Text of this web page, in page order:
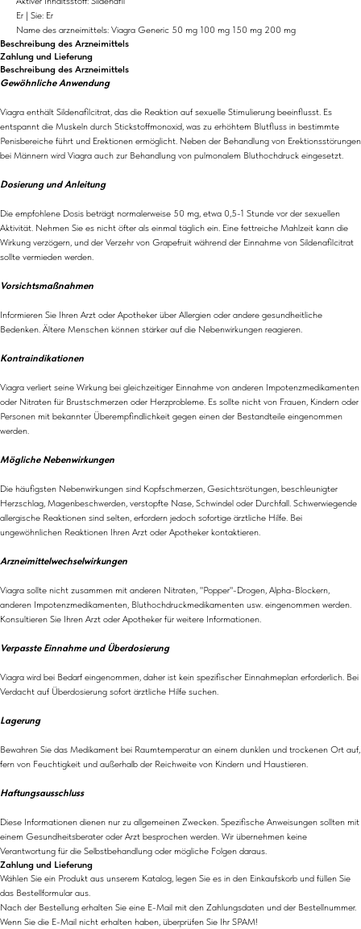
Er | Sie: Er
Name des arzneimittels: Viagra Generic 50 mg 100 mg 150 mg 200 mg
Beschreibung des Arzneimittels
Zahlung und Lieferung
Beschreibung des Arzneimittels
Gewöhnliche Anwendung
Viagra enthält Sildenafilcitrat, das die Reaktion auf sexuelle Stimulierung beeinflusst. Es
entspannt die Muskeln durch Stickstoffmonoxid, was zu erhöhtem Blutfluss in bestimmte
Penisbereiche führt und Erektionen ermöglicht. Neben der Behandlung von Erektionsstörungen
bei Männern wird Viagra auch zur Behandlung von pulmonalem Bluthochdruck eingesetzt.
Dosierung und Anleitung
Die empfohlene Dosis beträgt normalerweise 50 mg, etwa 0,5-1 Stunde vor der sexuellen
Aktivität. Nehmen Sie es nicht öfter als einmal täglich ein. Eine fettreiche Mahlzeit kann die
Wirkung verzögern, und der Verzehr von Grapefruit während der Einnahme von Sildenafilcitrat
sollte vermieden werden.
Vorsichtsmaßnahmen
Informieren Sie Ihren Arzt oder Apotheker über Allergien oder andere gesundheitliche
Bedenken. Ältere Menschen können stärker auf die Nebenwirkungen reagieren.
Kontraindikationen
Viagra verliert seine Wirkung bei gleichzeitiger Einnahme von anderen Impotenzmedikamenten
oder Nitraten für Brustschmerzen oder Herzprobleme. Es sollte nicht von Frauen, Kindern oder
Personen mit bekannter Überempfindlichkeit gegen einen der Bestandteile eingenommen
werden.
Mögliche Nebenwirkungen
Die häufigsten Nebenwirkungen sind Kopfschmerzen, Gesichtsrötungen, beschleunigter
Herzschlag, Magenbeschwerden, verstopfte Nase, Schwindel oder Durchfall. Schwerwiegende
allergische Reaktionen sind selten, erfordern jedoch sofortige ärztliche Hilfe. Bei
ungewöhnlichen Reaktionen Ihren Arzt oder Apotheker kontaktieren.
Arzneimittelwechselwirkungen
Viagra sollte nicht zusammen mit anderen Nitraten, "Popper"-Drogen, Alpha-Blockern,
anderen Impotenzmedikamenten, Bluthochdruckmedikamenten usw. eingenommen werden.
Konsultieren Sie Ihren Arzt oder Apotheker für weitere Informationen.
Verpasste Einnahme und Überdosierung
Viagra wird bei Bedarf eingenommen, daher ist kein spezifischer Einnahmeplan erforderlich. Bei
Verdacht auf Überdosierung sofort ärztliche Hilfe suchen.
Lagerung
Bewahren Sie das Medikament bei Raumtemperatur an einem dunklen und trockenen Ort auf,
fern von Feuchtigkeit und außerhalb der Reichweite von Kindern und Haustieren.
Haftungsausschluss
Diese Informationen dienen nur zu allgemeinen Zwecken. Spezifische Anweisungen sollten mit
einem Gesundheitsberater oder Arzt besprochen werden. Wir übernehmen keine
Verantwortung für die Selbstbehandlung oder mögliche Folgen daraus.
Zahlung und Lieferung
Wählen Sie ein Produkt aus unserem Katalog, legen Sie es in den Einkaufskorb und füllen Sie
das Bestellformular aus.
Nach der Bestellung erhalten Sie eine E-Mail mit den Zahlungsdaten und der Bestellnummer.
Wenn Sie die E-Mail nicht erhalten haben, überprüfen Sie Ihr SPAM!